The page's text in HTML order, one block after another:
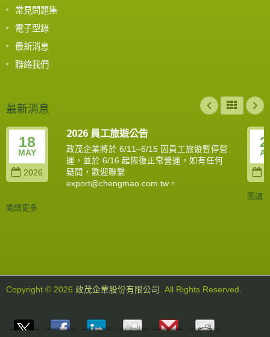
常見問題集
電子型錄
最新消息
聯絡我們
最新消息
18
MAY
2026
2026 員工旅遊公告
政茂企業將於 6/11–6/15 因員工旅遊暫停營
運，並於 6/16 起恢復正常營運。如有任何
疑問，歡迎聯繫
export@chengmao.com.tw。
閱讀更多
閱讀
Copyright © 2026 政茂企業股份有限公司 . All Rights Reserved.